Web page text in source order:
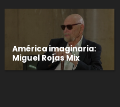
América imaginaria:
Miguel Rojas Mix